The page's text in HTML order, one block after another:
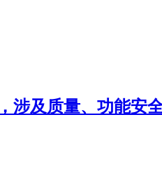
涉及质量、功能安